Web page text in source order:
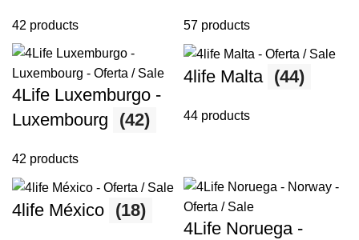
42 products 57 products
4Life Luxemburgo -
Luxembourg
(42)
42 products
4life Malta (44)
44 products
4life México (18)
4Life Noruega -